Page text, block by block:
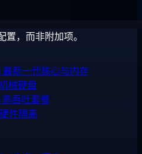
，而非附加项。
最新一代核心与内存
械硬盘
高吞吐套餐
件隔离